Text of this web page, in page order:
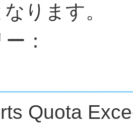
ります。
：
Quota